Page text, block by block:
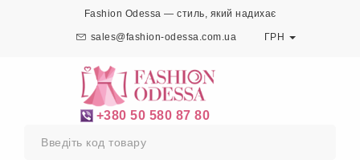
Fashion Odessa — стиль, який надихає
sales@fashion-odessa.com.ua ГРН
+380 50 580 87 80